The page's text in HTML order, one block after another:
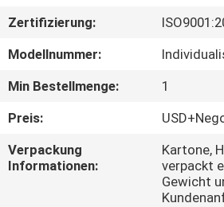
FABRIK-
AUSFLUG
Zertifizierung:
Modellnummer:
Min Bestellmenge:
1
Preis:
Verpackung
Informationen:
Kartone,
verpackt
Gewicht